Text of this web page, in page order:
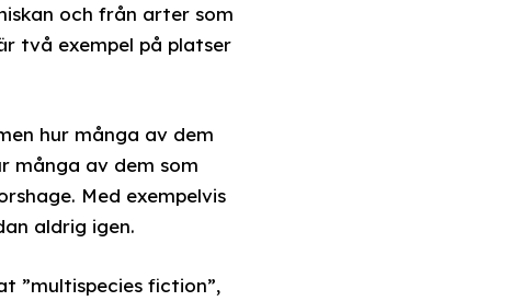
och från arter som
två exempel på platser
hur många av dem
av dem som
Med exempelvis
aldrig igen.
”multispecies fiction”,